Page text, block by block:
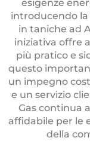
esigenze
introducendo
in taniche ad
iniziativa offre
più pratico e
questo
un impegno
e un servizio
Gas continua
affidabile per le
della